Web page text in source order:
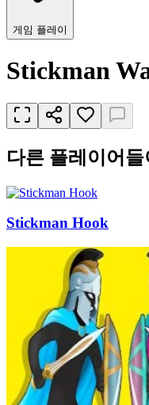
게임 플레이
Stickman
다른 플레이어
Stickman Hook